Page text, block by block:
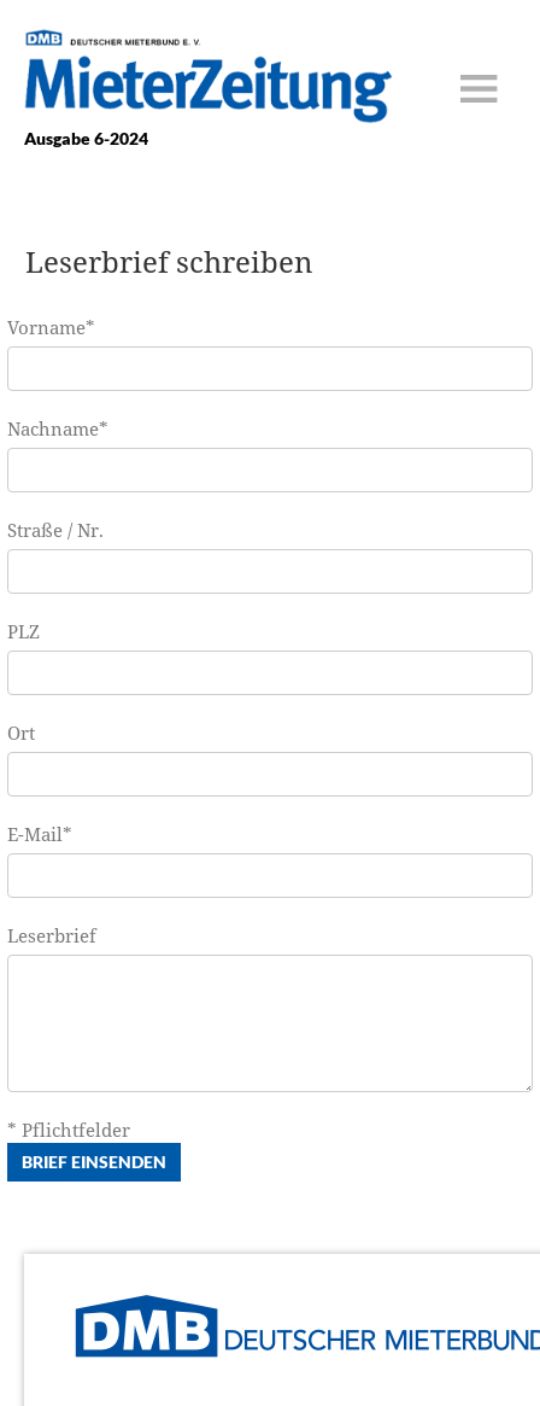
Ausgabe 6-2024
Leserbrief schreiben
Vorname*
Nachname*
Straße / Nr.
PLZ
Ort
E-Mail*
Leserbrief
* Pflichtfelder